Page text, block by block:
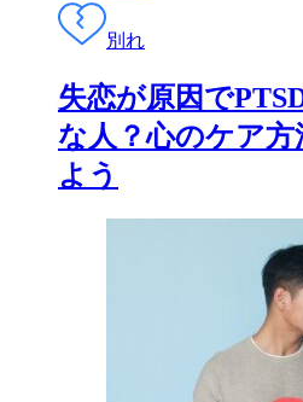
別れ
失恋が原因で
な人？心のケア
よう